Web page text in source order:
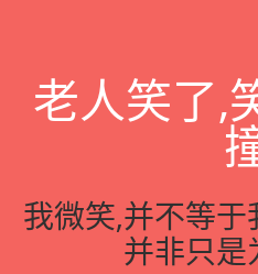
老人笑了,
我微笑,并不等
并非只是